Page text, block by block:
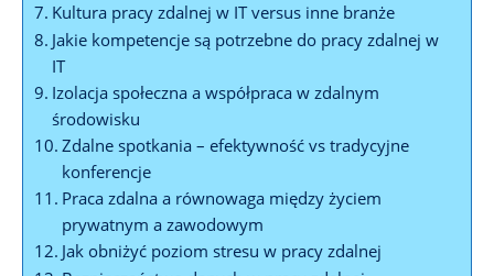
Kultura pracy ​zdalnej w IT versus inne branże
Jakie kompetencje są potrzebne do⁤ pracy zdalnej ‍w
IT
Izolacja społeczna a współpraca⁤ w zdalnym
środowisku
Zdalne spotkania – efektywność vs tradycyjne
konferencje
Praca zdalna a równowaga między życiem
prywatnym a ⁢zawodowym
Jak ⁤obniżyć‍ poziom stresu w ⁣pracy zdalnej